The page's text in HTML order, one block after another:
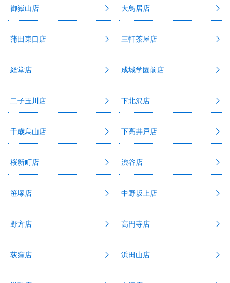
御嶽山店 大鳥居店
蒲田東口店 三軒茶屋店
経堂店 成城学園前店
二子玉川店 下北沢店
千歳烏山店 下高井戸店
桜新町店 渋谷店
笹塚店 中野坂上店
野方店 高円寺店
荻窪店 浜田山店